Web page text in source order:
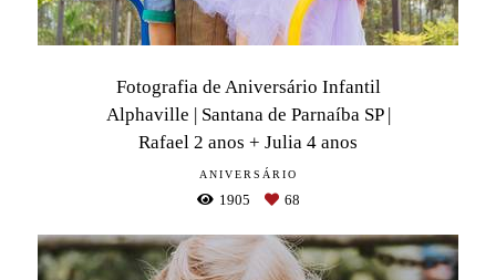
Fotografia de Aniversário Infantil
Alphaville | Santana de Parnaíba SP |
Rafael 2 anos + Julia 4 anos
ANIVERSÁRIO
1905 68